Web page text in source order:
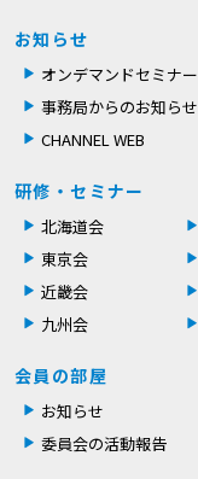
お知らせ
オンデマンドセミナー
事務局からのお知らせ
CHANNEL WEB
研修・セミナー
北海道会
東京会
近畿会
九州会
会員の部屋
お知らせ
委員会の活動報告